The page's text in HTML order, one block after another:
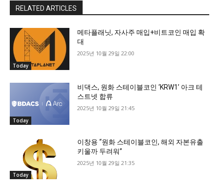
RELATED ARTICLES
Today
메타플래닛, 자사주 매입+비트코인 매입 확
대
2025년 10월 29일 22:00
Today
비댁스, 원화 스테이블코인 ‘KRW1’ 아크 테
스트넷 합류
2025년 10월 29일 21:45
Today
이창용 “원화 스테이블코인, 해외 자본유출
키울까 두려워”
2025년 10월 29일 21:35